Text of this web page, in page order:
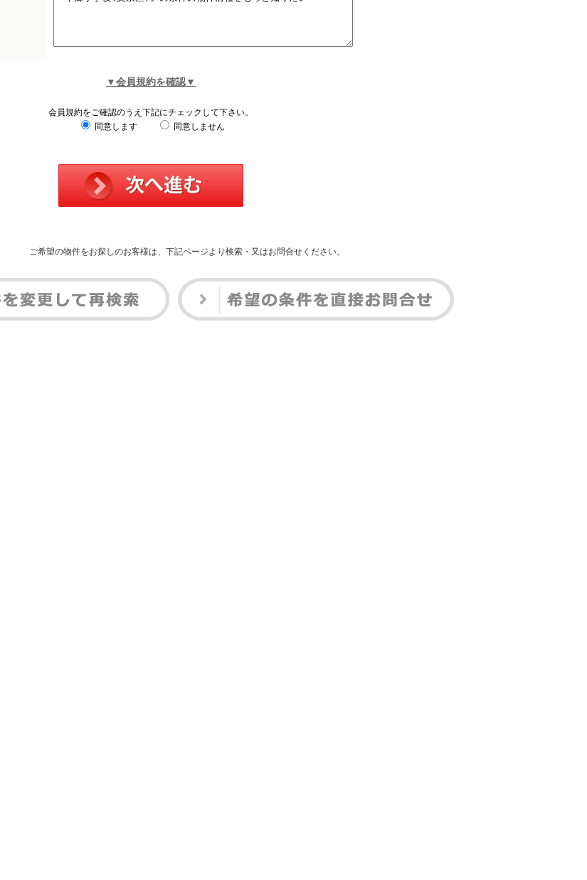
▼会員規約を確認▼
会員規約をご確認のうえ下記にチェックして下さい。
同意します
同意しません
ご希望の物件をお探しのお客様は、下記ページより検索・又はお問合せください。